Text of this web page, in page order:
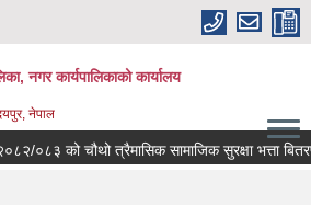
नगर कार्यपालिकाको कार्यालय
नेपाल
को चौथो त्रैमासिक सामाजिक सुरक्षा भत्ता बितरण